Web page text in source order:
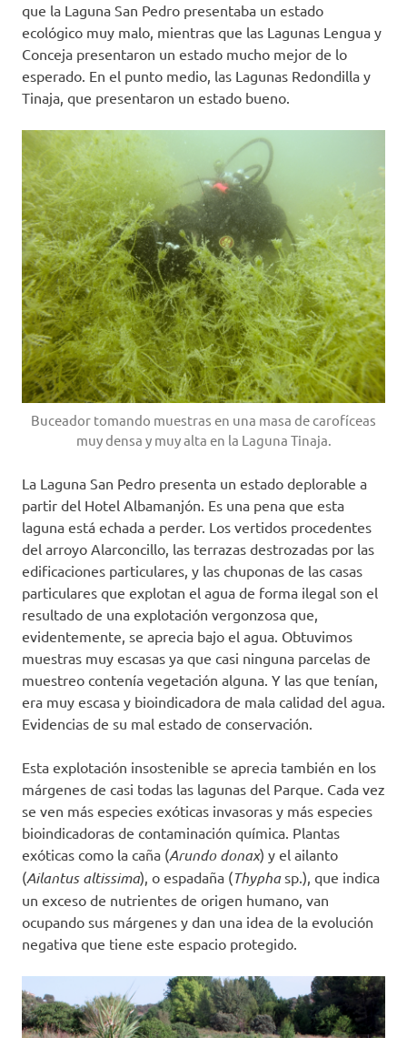
que la Laguna San Pedro presentaba un estado
ecológico muy malo, mientras que las Lagunas Lengua y
Conceja presentaron un estado mucho mejor de lo
esperado. En el punto medio, las Lagunas Redondilla y
Tinaja, que presentaron un estado bueno.
Buceador tomando muestras en una masa de carofíceas
muy densa y muy alta en la Laguna Tinaja.
La Laguna San Pedro presenta un estado deplorable a
partir del Hotel Albamanjón. Es una pena que esta
laguna está echada a perder. Los vertidos procedentes
del arroyo Alarconcillo, las terrazas destrozadas por las
edificaciones particulares, y las chuponas de las casas
particulares que explotan el agua de forma ilegal son el
resultado de una explotación vergonzosa que,
evidentemente, se aprecia bajo el agua. Obtuvimos
muestras muy escasas ya que casi ninguna parcelas de
muestreo contenía vegetación alguna. Y las que tenían,
era muy escasa y bioindicadora de mala calidad del agua.
Evidencias de su mal estado de conservación.
Esta explotación insostenible se aprecia también en los
márgenes de casi todas las lagunas del Parque. Cada vez
se ven más especies exóticas invasoras y más especies
bioindicadoras de contaminación química. Plantas
exóticas como la caña (Arundo donax) y el ailanto
(Ailantus altissima), o espadaña (Thyphasp.), que indica
un exceso de nutrientes de origen humano, van
ocupando sus márgenes y dan una idea de la evolución
negativa que tiene este espacio protegido.